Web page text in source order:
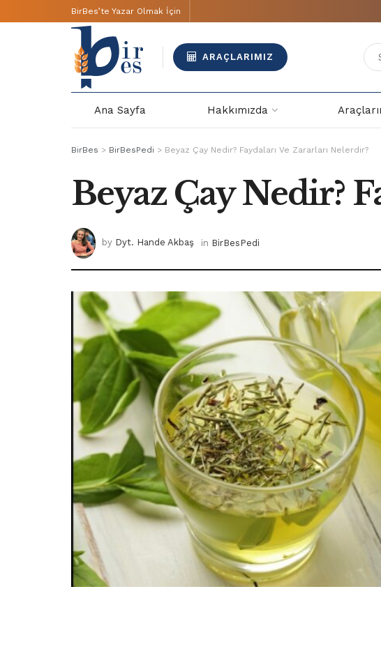
BirBes’te Yazar Olmak İçin
ARAÇLARIMIZ
Ana Sayfa Hakkımızda
BirBes > BirBesPedi > Beyaz Çay Nedir? Faydaları Ve Zararları Nelerdir?
Beyaz Çay Nedir?
by Dyt. Hande Akbaş in BirBesPedi